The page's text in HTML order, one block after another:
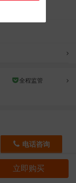
立即购买
全程监管
电话咨询